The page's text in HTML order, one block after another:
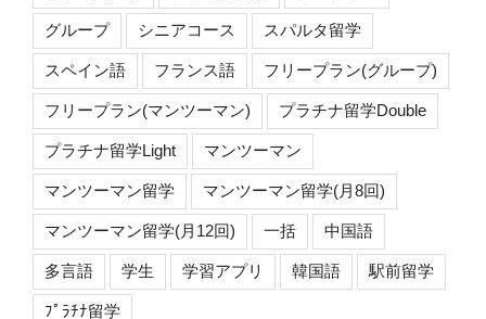
グループ シニアコース スパルタ留学
スペイン語 フランス語 フリープラン(グループ)
フリープラン(マンツーマン) プラチナ留学Double
プラチナ留学Light マンツーマン
マンツーマン留学 マンツーマン留学(月8回)
マンツーマン留学(月12回) 一括 中国語
多言語 学生 学習アプリ 韓国語 駅前留学
ﾌﾟﾗﾁﾅ留学